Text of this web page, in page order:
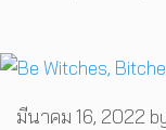
มีนาคม 16, 2022